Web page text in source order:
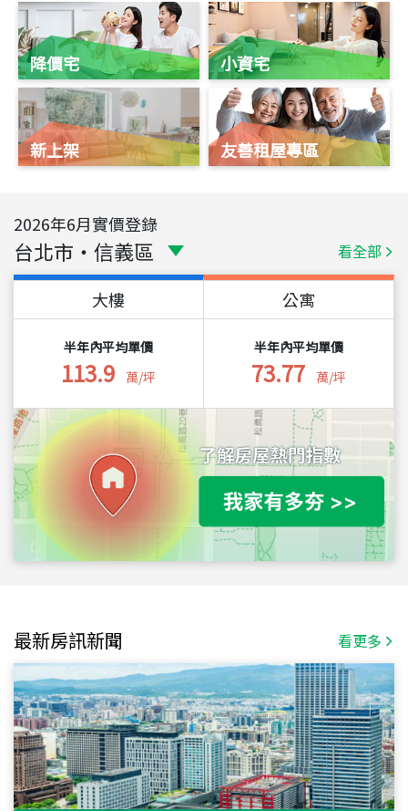
降價宅
新上架
小資宅
友善租屋專區
2026年6月實價登錄
台北市 ・ 信義區 看全部
大樓
半年內平均單價
113.9 萬/坪
公寓
半年內平均單價
73.77 萬/坪
最新房訊新聞 看更多